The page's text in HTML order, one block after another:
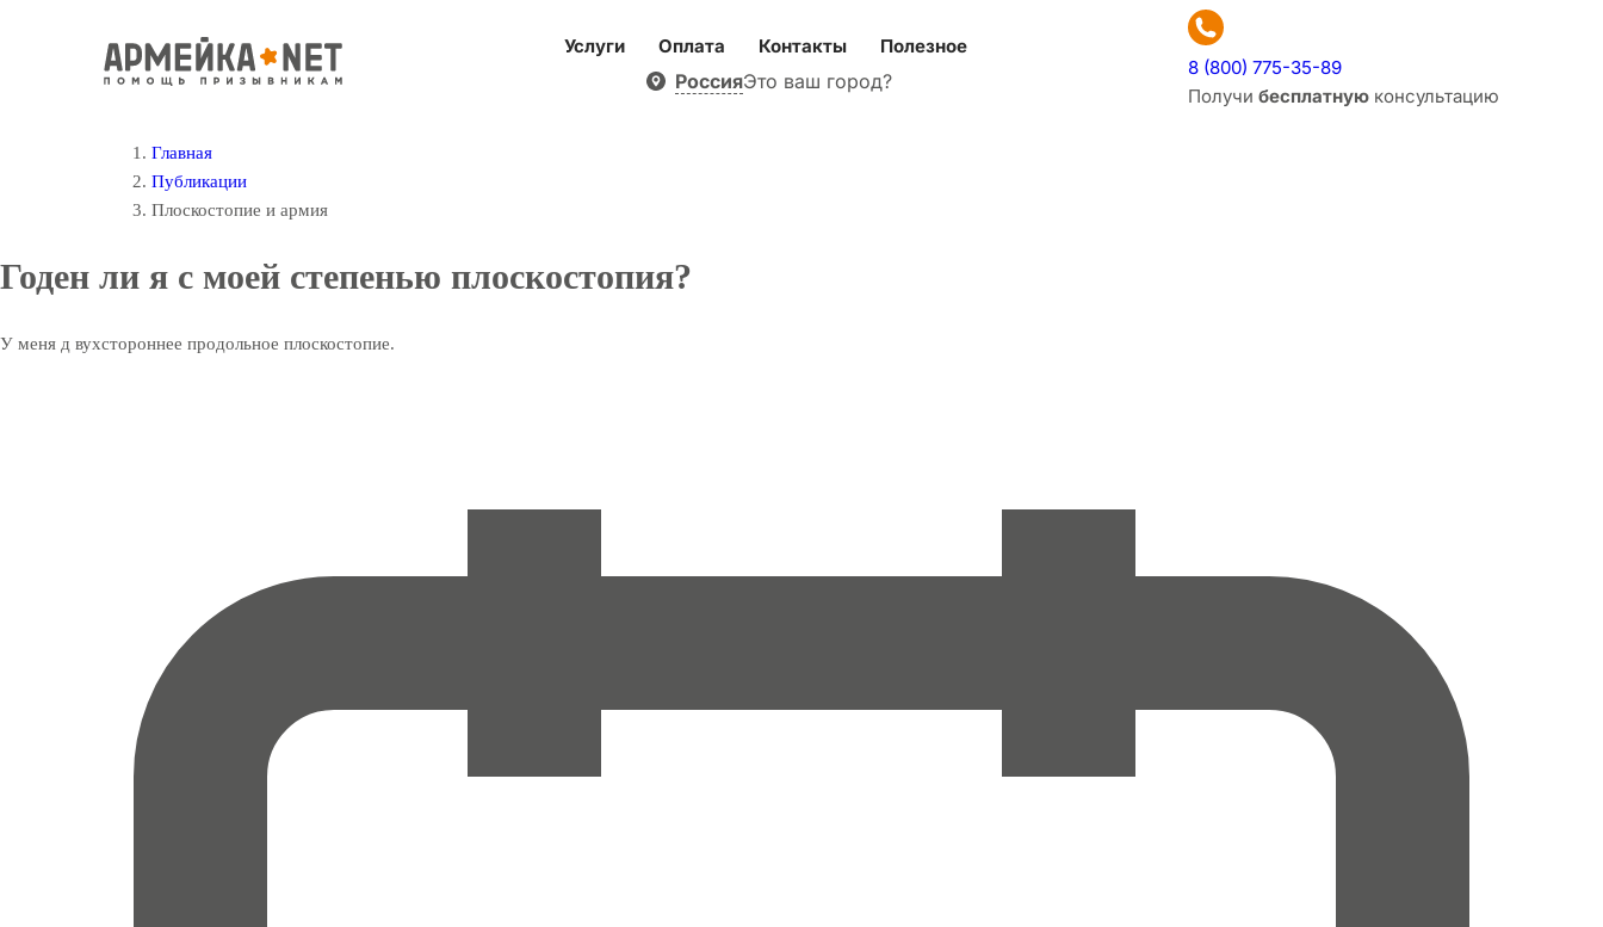
Услуги Оплата Контакты Полезное
РоссияЭто ваш город?
8 (800) 775-35-89
Получи бесплатную консультацию
Главная
Публикации
Плоскостопие и армия
Годен ли я с моей степенью плоскостопия?
У меня д вухстороннее продольное плоскостопие.